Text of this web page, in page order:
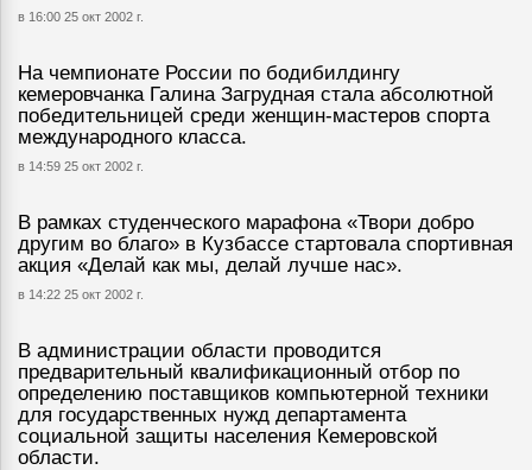
в 16:00 25 окт 2002 г.
На чемпионате России по бодибилдингу
кемеровчанка Галина Загрудная стала абсолютной
победительницей среди женщин-мастеров спорта
международного класса.
в 14:59 25 окт 2002 г.
В рамках студенческого марафона «Твори добро
другим во благо» в Кузбассе стартовала спортивная
акция «Делай как мы, делай лучше нас».
в 14:22 25 окт 2002 г.
В администрации области проводится
предварительный квалификационный отбор по
определению поставщиков компьютерной техники
для государственных нужд департамента
социальной защиты населения Кемеровской
области.